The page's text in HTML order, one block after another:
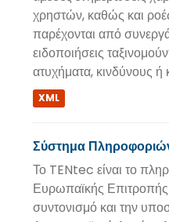
χρηστών, καθώς και
παρέχονται από
ειδοποιήσεις
ατυχήματα, κινδύνους
XML
Σύστημα
Το TENtec είναι το
Ευρωπαϊκής
συντονισμό και την